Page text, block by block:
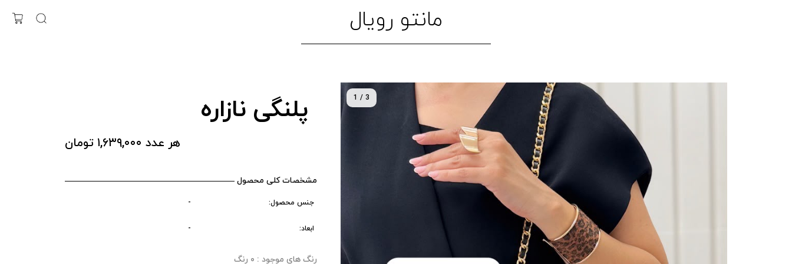
مانتو رویال
1 / 3 پلنگی نازاره
هر عدد ۱,۶۳۹,۰۰۰ تومان
مشخصات کلی محصول
جنس محصول: -
ابعاد: -
رنگ های موجود : ۰ رنگ